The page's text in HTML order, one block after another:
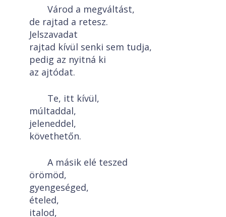
Várod a megváltást,
de rajtad a retesz.
Jelszavadat
rajtad kívül senki sem tudja,
pedig az nyitná ki
az ajtódat.
Te, itt kívül,
múltaddal,
jeleneddel,
követhetőn.
A másik elé teszed
örömöd,
gyengeséged,
ételed,
italod,